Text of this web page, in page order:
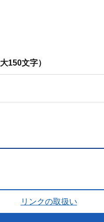
150文字）
リンクの取扱い